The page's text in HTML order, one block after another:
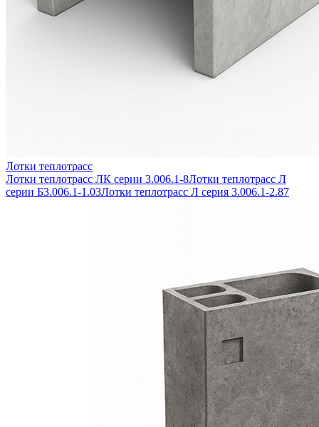
Лотки теплотрасс
Лотки теплотрасс ЛК серии 3.006.1-8Лотки теплотрасс Л
серии Б3.006.1-1.03Лотки теплотрасс Л серия 3.006.1-2.87